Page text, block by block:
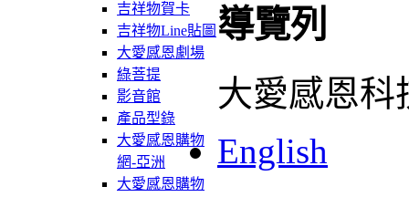
吉祥物賀卡
吉祥物Line貼圖
大愛感恩劇場
綠菩提
影音館
產品型錄
大愛感恩購物
網-亞洲
大愛感恩購物
導覽列
大愛感恩科
English